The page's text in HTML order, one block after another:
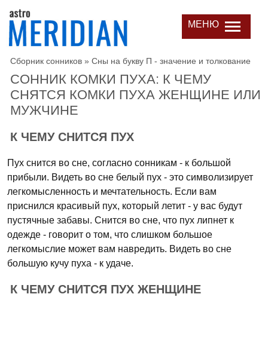
МЕНЮ
Сборник сонников » Сны на букву П - значение и толкование
СОННИК КОМКИ ПУХА: К ЧЕМУ
СНЯТСЯ КОМКИ ПУХА ЖЕНЩИНЕ ИЛИ
МУЖЧИНЕ
К ЧЕМУ СНИТСЯ ПУХ
Пух снится во сне, согласно сонникам - к большой
прибыли. Видеть во сне белый пух - это символизирует
легкомысленность и мечтательность. Если вам
приснился красивый пух, который летит - у вас будут
пустячные забавы. Снится во сне, что пух липнет к
одежде - говорит о том, что слишком большое
легкомыслие может вам навредить. Видеть во сне
большую кучу пуха - к удаче.
К ЧЕМУ СНИТСЯ ПУХ ЖЕНЩИНЕ